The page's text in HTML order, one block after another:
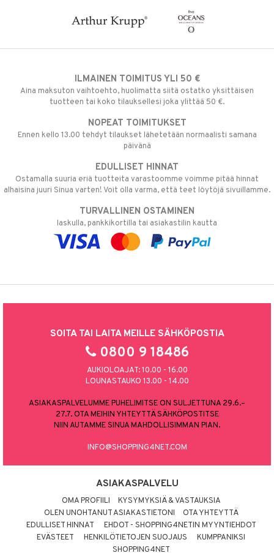
ILMAINEN TOIMITUS YLI 50 €
Aina maksuton vaihtoehto, huolimatta siitä ostatko yksittäisen
tuotteen tai koko tilauksellesi joka ylittää 50 €.
NOPEAT TOIMITUKSET
Ennen kello 13.00 tehdyt tilaukset lähetetään normaalisti samana
päivänä
EDULLISET HINNAT
Ostamalla suuria eriä tuotteita varastoomme voimme pitää hinnat
alhaisina juuri Sinua varten! Voit olla varma, että teet löytöjä sivuillamme.
TURVALLINEN OSTAMINEN
laskulla, pankkikortilla tai asiakastilin kautta
SOITA TAI LAITA MEILLE SÄHKÖPOSTIA
0800 9 18486
AUKIOLOAJAT: 10.00 - 16.00
LOUNASTAUKO 13.00 - 14.00
ASIAKASPALVELUMME PUHELIMITSE ON SULJETTUNA 29.6.–
27.7. OTA MEIHIN YHTEYTTÄ SÄHKÖPOSTITSE
NIIN AUTAMME SINUA MAHDOLLISIMMAN PIAN.
INFO@SHOPPING4NET.COM
ASIAKASPALVELU
OMA PROFIILI
KYSYMYKSIÄ & VASTAUKSIA
OLEN UNOHTANUT ASIAKASTIETONI
OTA YHTEYTTÄ
EDULLISET HINNAT
EHDOT - SHOPPING4NETIN MYYNTIEHDOT
EVÄSTEET
HENKILÖTIETOJEN SUOJAUS
KUMPPANIKSI
SHOPPING4NET